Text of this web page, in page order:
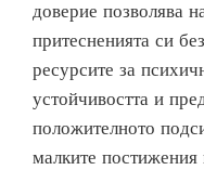
доверие позволява
притесненията си
ресурсите за
устойчивостта и
положителното
малките постижения